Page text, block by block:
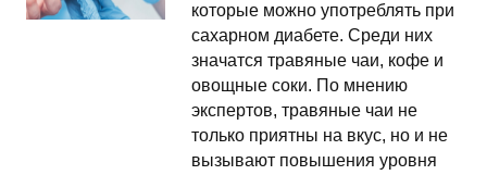
которые можно употреблять при
сахарном диабете. Среди них
значатся травяные чаи, кофе и
овощные соки. По мнению
экспертов, травяные чаи не
только приятны на вкус, но и не
вызывают повышения уровня